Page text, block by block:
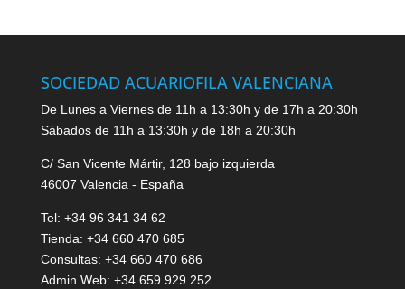
SOCIEDAD ACUARIOFILA VALENCIANA
De Lunes a Viernes de 11h a 13:30h y de 17h a 20:30h
Sábados de 11h a 13:30h y de 18h a 20:30h
C/ San Vicente Mártir, 128 bajo izquierda
46007 Valencia - España
Tel: +34 96 341 34 62
Tienda: +34 660 470 685
Consultas: +34 660 470 686
Admin Web: +34 659 929 252